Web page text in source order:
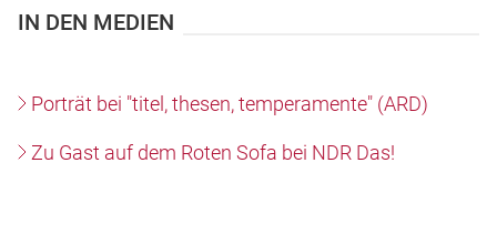
IN DEN MEDIEN
Porträt bei "titel, thesen, temperamente" (ARD)
Zu Gast auf dem Roten Sofa bei NDR Das!